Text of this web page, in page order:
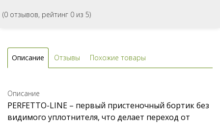
(0 отзывов, рейтинг 0 из 5)
Описание Отзывы Похожие товары
Описание
PERFETTO-LINE – первый пристеночный бортик без
видимого уплотнителя, что делает переход от